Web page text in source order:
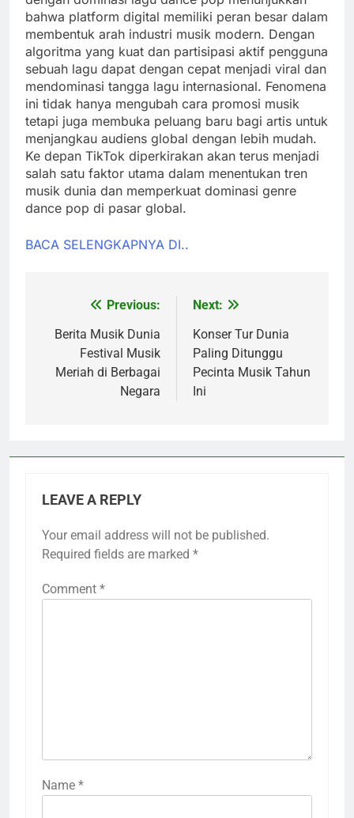
bahwa platform digital memiliki peran besar dalam
membentuk arah industri musik modern. Dengan
algoritma yang kuat dan partisipasi aktif pengguna
sebuah lagu dapat dengan cepat menjadi viral dan
mendominasi tangga lagu internasional. Fenomena
ini tidak hanya mengubah cara promosi musik
tetapi juga membuka peluang baru bagi artis untuk
menjangkau audiens global dengan lebih mudah.
Ke depan TikTok diperkirakan akan terus menjadi
salah satu faktor utama dalam menentukan tren
musik dunia dan memperkuat dominasi genre
dance pop di pasar global.
BACA SELENGKAPNYA DI..
navigation
Previous:
Berita Musik Dunia
Festival Musik
Meriah di Berbagai
Negara
Next:
Konser Tur Dunia
Paling Ditunggu
Pecinta Musik Tahun
Ini
LEAVE A REPLY
Your email address will not be published.
Required fields are marked *
Comment *
Name *